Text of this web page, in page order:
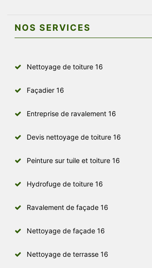
NOS SERVICES
Nettoyage de toiture 16
Façadier 16
Entreprise de ravalement 16
Devis nettoyage de toiture 16
Peinture sur tuile et toiture 16
Hydrofuge de toiture 16
Ravalement de façade 16
Nettoyage de façade 16
Nettoyage de terrasse 16